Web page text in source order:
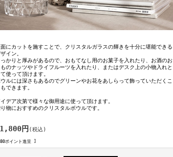
にカットを施すことで、クリスタルガラスの輝きを十分に堪能できる
イン。
っかりと厚みがあるので、おもてなし用のお菓子を入れたり、お酒のお
ものナッツやドライフルーツを入れたり、またはデスク上の小物入れと
て使って頂けます。
ルには深さもあるのでグリーンやお花をあしらって飾っていただくこ
できます。
デア次第で様々な御用途に使って頂けます。
物におすすめのクリスタルボウルです。
円 (税込)
ポイント進呈 ]